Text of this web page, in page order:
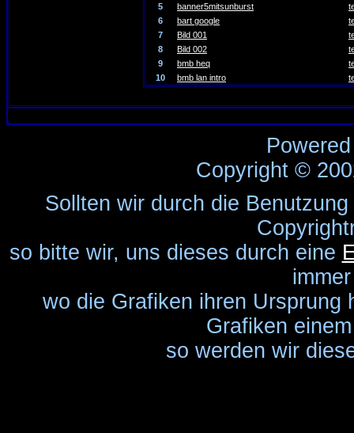
5
banner5mitsunburst
6
bart google
7
Bild 001
8
Bild 002
9
bmb heq
10
bmb lan intro
Copyright ©
Sollten wir durch die
so bitte wir, uns dieses durch eine
wo die Grafiken ihren Ursprung
Grafiken
so werden wir